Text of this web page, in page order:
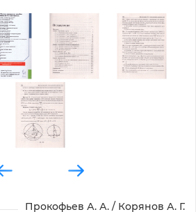
Прокофьев А. А. / Корянов А. Г.